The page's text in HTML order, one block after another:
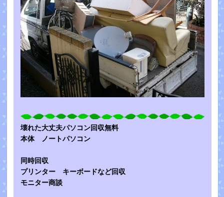
壊れた大丈夫パソコン回収無料
本体 ノートパソコン
同時回収
プリンター キーボードなど回収
モニター商談